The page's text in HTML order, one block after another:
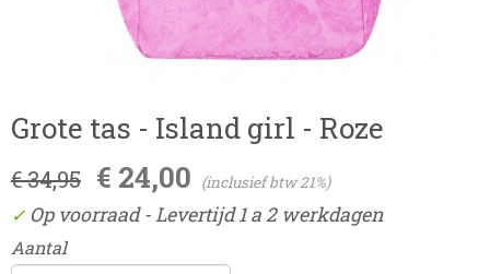
Grote tas - Island girl - Roze
€ 34,95 € 24,00 (inclusief btw 21%)
✓ Op voorraad- Levertijd 1 a 2 werkdagen
Aantal